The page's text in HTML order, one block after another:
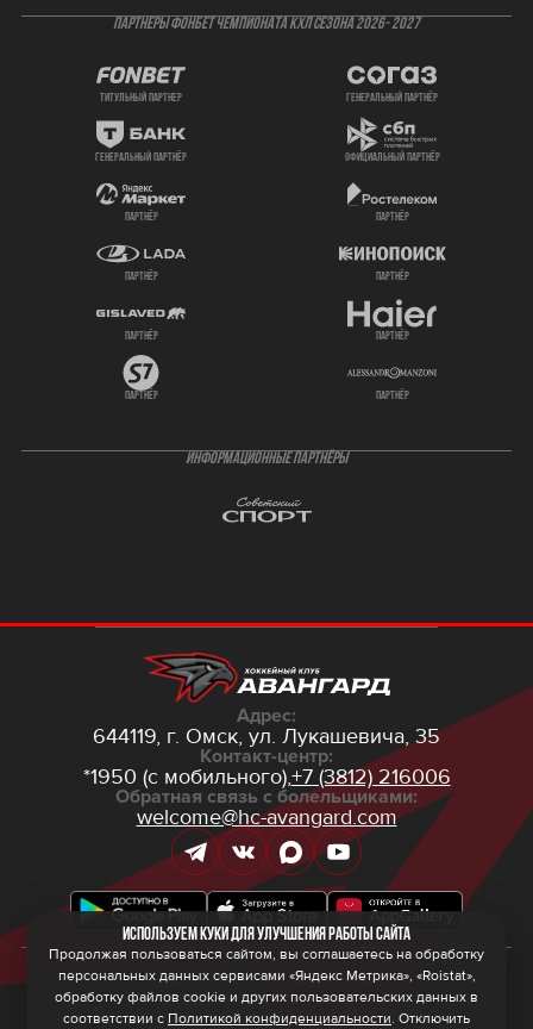
ПАРТНЕРЫ ФОНБЕТ ЧЕМПИОНАТА КХЛ СЕЗОНА 2026- 2027
титульный партнер генеральный партнёр
генеральный партнёр официальный партнёр
партнёр партнёр
партнёр партнёр
партнёр партнёр
партнёр партнёр
ИНФОРМАЦИОННЫЕ ПАРТНЁРЫ
Адрес:
644119, г. Омск, ул. Лукашевича, 35
Контакт-центр:
*1950 (с мобильного),+7 (3812) 216006
Обратная связь с болельщиками:
welcome@hc-avangard.com
© 2026 ООО ХК «Авангард»
Политика конфиденциальности
Политика обработки персональных данных
Используем куки для улучшения работы сайта
Продолжая пользоваться сайтом, вы соглашаетесь на обработку
персональных данных сервисами «Яндекс Метрика», «Roistat»,
обработку файлов cookie и других пользовательских данных в
соответствии с Политикой конфиденциальности. Отключить